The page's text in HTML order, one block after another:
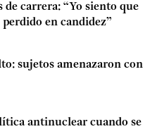
de carrera: “Yo siento que
en candidez”
sujetos amenazaron con
antinuclear cuando se